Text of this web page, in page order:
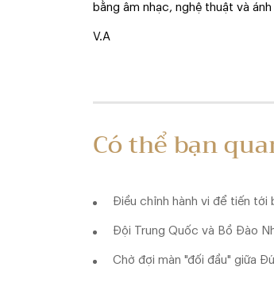
bằng âm nhạc, nghệ thuật và ánh
V.A
Có thể bạn
Điều chỉnh hành vi để tiến tới
Đội Trung Quốc và Bồ Đào
Chờ đợi màn "đối đầu" giữa